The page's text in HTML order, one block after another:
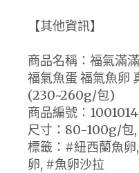
【其他資訊】
商品名稱：福氣滿
福氣魚蛋 福氣魚卵
(230~260g/包)
商品編號：1001014
尺寸：80-100g/包
標籤：#紐西蘭魚
卵, #魚卵沙拉